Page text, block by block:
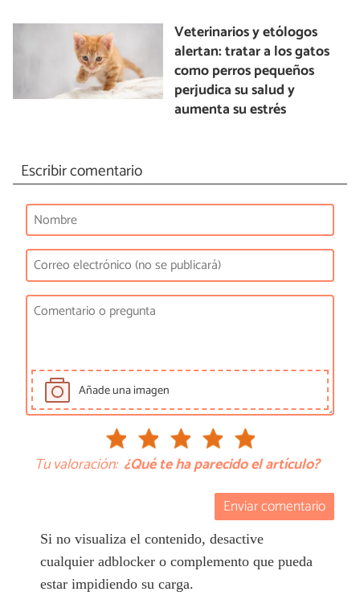
Veterinarios y etólogos
alertan: tratar a los gatos
como perros pequeños
perjudica su salud y
aumenta su estrés
Escribir comentario
Añade una imagen
Tu valoración: ¿Qué te ha parecido el artículo?
Enviar comentario
Si no visualiza el contenido, desactive
cualquier adblocker o complemento que pueda
estar impidiendo su carga.